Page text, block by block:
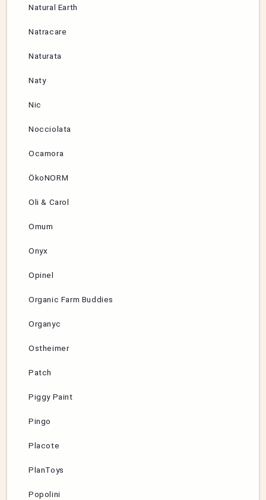
Natural Earth
Natracare
Naturata
Naty
Nic
Nocciolata
Ocamora
ÖkoNORM
Oli & Carol
Omum
Onyx
Opinel
Organic Farm Buddies
Organyc
Ostheimer
Patch
Piggy Paint
Pingo
Placote
PlanToys
Popolini